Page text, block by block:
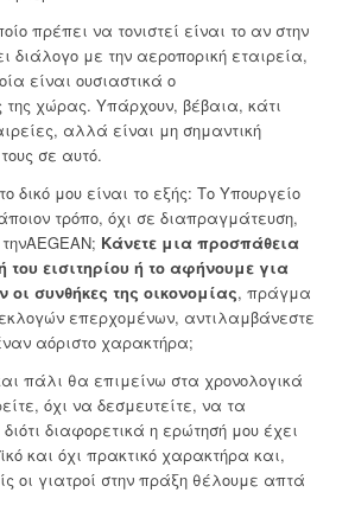
πρέπει να τονιστεί είναι το αν στην
διάλογο με την αεροπορική εταιρεία,
είναι ουσιαστικά ο
χώρας. Υπάρχουν, βέβαια, κάτι
αλλά είναι μη σημαντική
σε αυτό.
δικό μου είναι το εξής: Το Υπουργείο
τρόπο, όχι σε διαπραγμάτευση,
Κάνετε μια προσπάθεια
του εισιτηρίου ή το αφήνουμε για
οι συνθήκες της οικονομίας, πράγμα
επερχομένων, αντιλαμβάνεστε
αόριστο χαρακτήρα;
πάλι θα επιμείνω στα χρονολογικά
όχι να δεσμευτείτε, να τα
διαφορετικά η ερώτησή μου έχει
και όχι πρακτικό χαρακτήρα και,
οι γιατροί στην πράξη θέλουμε απτά